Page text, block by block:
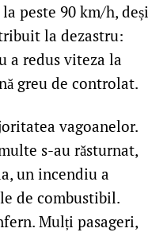
peste 90 km/h, deși
la dezastru:
a redus viteza la
greu de controlat.
vagoanelor.
s-au răsturnat,
un incendiu a
de combustibil.
Mulți pasageri,